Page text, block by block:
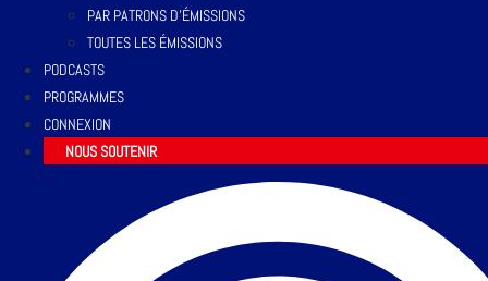
PAR PATRONS D’ÉMISSIONS
TOUTES LES ÉMISSIONS
PODCASTS
PROGRAMMES
CONNEXION
NOUS SOUTENIR